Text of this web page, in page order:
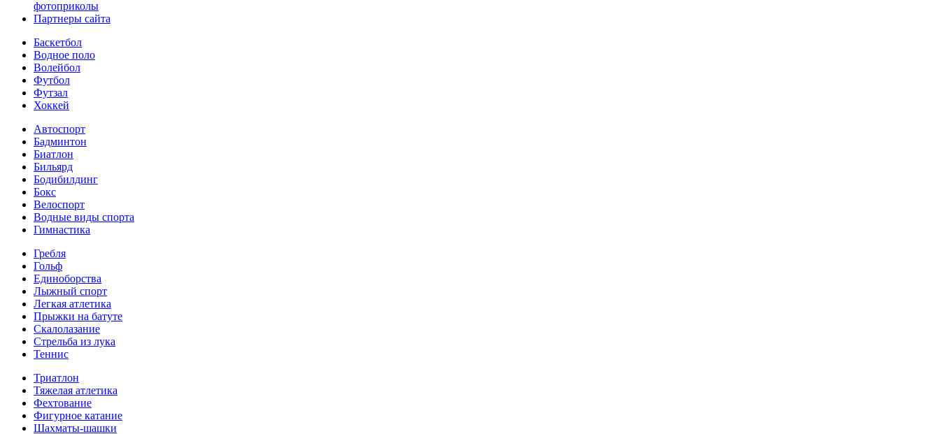
фотоприколы
Партнеры сайта
Баскетбол
Водное поло
Волейбол
Футбол
Футзал
Хоккей
Автоспорт
Бадминтон
Биатлон
Бильярд
Бодибилдинг
Бокс
Велоспорт
Водные виды спорта
Гимнастика
Гребля
Гольф
Единоборства
Лыжный спорт
Легкая атлетика
Прыжки на батуте
Скалолазание
Стрельба из лука
Теннис
Триатлон
Тяжелая атлетика
Фехтование
Фигурное катание
Шахматы-шашки